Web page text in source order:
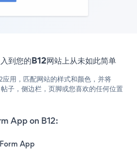
到您的B12网站上从未如此简单
用，匹配网站的样式和颜色，并将
子，侧边栏，页脚或您喜欢的任何位置
App on B12:
App